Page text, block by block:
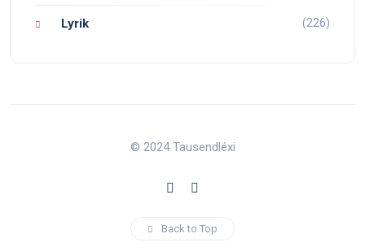
Lyrik (226)
© 2024 Tausendléxi
Back to Top